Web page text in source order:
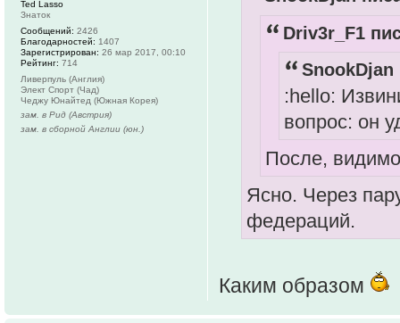
Driv3r_F1
SnookDjan
:hello:
вопрос: он
После,
Ясно. Через
федераций.
Каким образом
Ted Lasso
Знаток
Сообщений: 2426
Благодарностей: 1407
Зарегистрирован: 26 мар 2017, 00:10
Рейтинг: 714
Ливерпуль (Англия)
Элект Спорт (Чад)
Чеджу Юнайтед (Южная Корея)
зам. в Рид (Австрия)
зам. в сборной Англии (юн.)